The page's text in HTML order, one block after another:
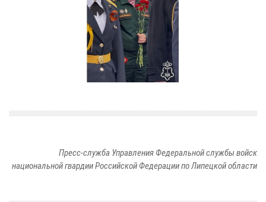
Пресс-служба Управления Федеральной службы войск
национальной гвардии Российской Федерации по Липецкой области